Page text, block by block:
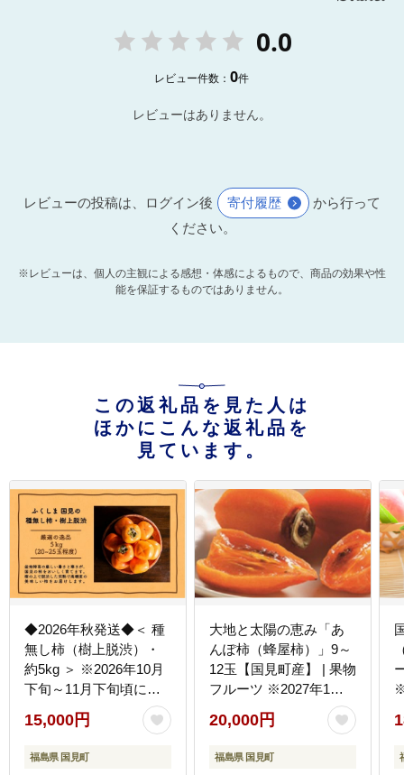
0.0
レビュー件数：0件
レビューはありません。
レビューの投稿は、ログイン後 寄付履歴
から行って
ください。
※レビューは、個人の主観による感想・体感によるもので、商品の効果や性
能を保証するものではありません。
この返礼品を見た人は
ほかにこんな返礼品を
見ています。
◆2026年秋発送◆＜ 種
無し柿（樹上脱渋）・
約5kg ＞ ※2026年10月
下旬～11月下旬頃に順
次発送予定
15,000円
福島県 国見町
大地と太陽の恵み「あ
んぽ柿（蜂屋柿）」9～
12玉【国見町産】 | 果物
フルーツ ※2027年1月
20,000円
福島県 国見町